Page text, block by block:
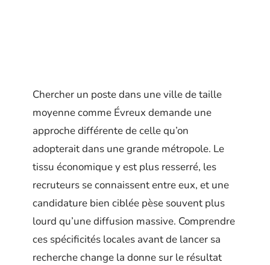
Chercher un poste dans une ville de taille
moyenne comme Évreux demande une
approche différente de celle qu’on
adopterait dans une grande métropole. Le
tissu économique y est plus resserré, les
recruteurs se connaissent entre eux, et une
candidature bien ciblée pèse souvent plus
lourd qu’une diffusion massive. Comprendre
ces spécificités locales avant de lancer sa
recherche change la donne sur le résultat